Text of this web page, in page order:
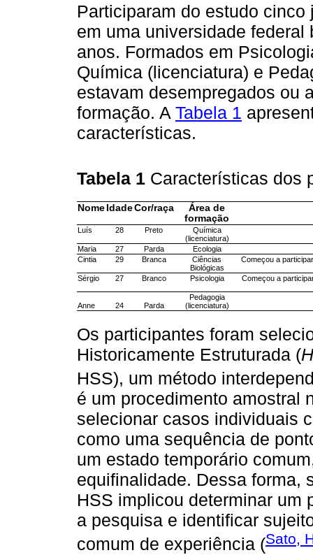
Participaram do estudo
em uma universidade
anos. Formados em
Química (licenciatura) e
estavam desempregados ou
formação. A Tabela 1
características.
Tabela 1 Características dos
Nome IdadeCor/raça
Área de
formação
Luís 28 Preto
Química
(licenciatura)
Maria
27 Parda
Ecologia
Cintia
29 Branca
Ciências
Biológicas
Começou a
Sérgio 27 Branco Psicologia Começou a
Anne 24 Parda
Pedagogia
(licenciatura)
Os participantes foram
Historicamente Estruturada (
HSS), um método
é um procedimento amostral
selecionar casos individuais
como uma sequência de
um estado temporário
equifinalidade. Dessa forma,
HSS implicou determinar um
a pesquisa e identificar
comum de experiência (Sato,